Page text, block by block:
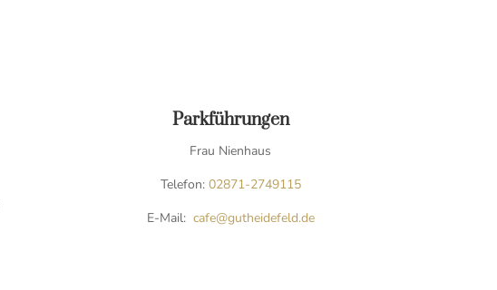
Parkführungen
Frau Nienhaus
Telefon: 02871-2749115
E-Mail: cafe@gutheidefeld.de